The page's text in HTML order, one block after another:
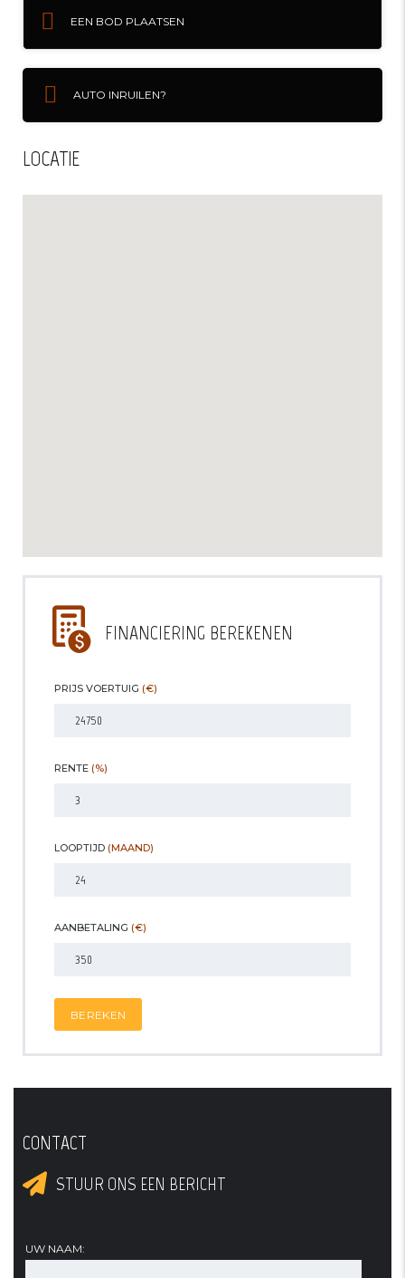
EEN BOD PLAATSEN
AUTO INRUILEN?
LOCATIE
FINANCIERING BEREKENEN
PRIJS VOERTUIG (€)
RENTE (%)
LOOPTIJD (MAAND)
AANBETALING (€)
BEREKEN
CONTACT
STUUR ONS EEN BERICHT
UW NAAM: